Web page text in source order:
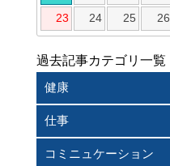
23 24 25 26
過去記事カテゴリ一覧
健康
仕事
コミニュケーション